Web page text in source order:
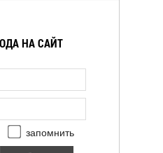
НА САЙТ
запомнить